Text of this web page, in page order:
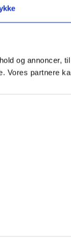
og annoncer,
Vores partnere